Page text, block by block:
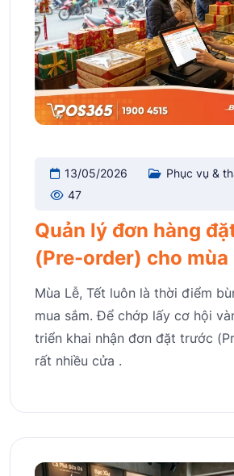
13/05/2026
Phục vụ &
47
Quản lý đơn hàng
(Pre-order) cho mùa
Mùa Lễ, Tết luôn là thời điểm
mua sắm. Để chớp lấy cơ hội
triển khai nhận đơn đặt trước
rất nhiều cửa .